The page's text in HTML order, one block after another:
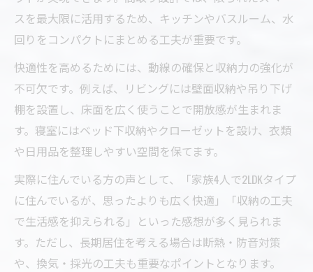
スを最大限に活用するため、キッチンやバスルーム、水
回りをコンパクトにまとめる工夫が重要です。
快適性を高めるためには、動線の確保と収納力の強化が
不可欠です。例えば、リビングには壁面収納や吊り下げ
棚を設置し、床面を広く使うことで開放感が生まれま
す。寝室にはベッド下収納やクローゼットを設け、衣類
や日用品を整理しやすい空間を保てます。
実際に住んでいる方の声として、「家族4人で2LDKタイプ
に住んでいるが、思ったよりも広く快適」「収納の工夫
で生活感を抑えられる」といった感想が多く見られま
す。ただし、長期居住を考える場合は断熱・防音対策
や、換気・採光の工夫も重要なポイントとなります。